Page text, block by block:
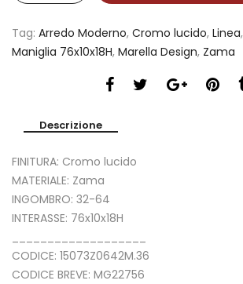
Tag: Arredo Moderno, Cromo lucido, Linea,
Maniglia 76x10x18H, Marella Design, Zama
Descrizione
FINITURA: Cromo lucido
MATERIALE: Zama
INGOMBRO: 32-64
INTERASSE: 76x10x18H
CODICE: 15073Z0642M.36
CODICE BREVE: MG22756